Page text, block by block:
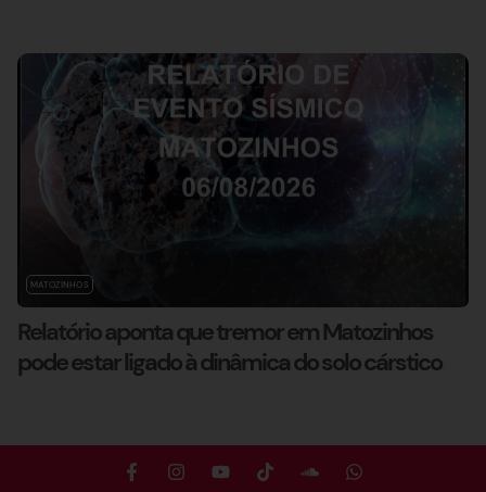
MATOZINHOS
Relatório aponta que tremor em Matozinhos
pode estar ligado à dinâmica do solo cárstico